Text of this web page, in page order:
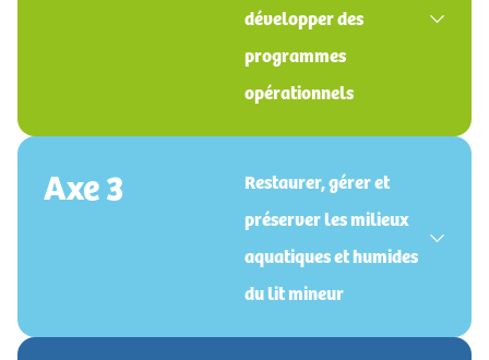
développer des
programmes
opérationnels
Axe 3
Restaurer, gérer et
préserver les milieux
aquatiques et humides
du lit mineur